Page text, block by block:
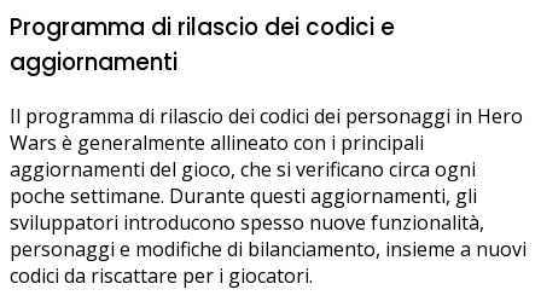
Programma di rilascio dei codici e
aggiornamenti
Il programma di rilascio dei codici dei personaggi in Hero
Wars è generalmente allineato con i principali
aggiornamenti del gioco, che si verificano circa ogni
poche settimane. Durante questi aggiornamenti, gli
sviluppatori introducono spesso nuove funzionalità,
personaggi e modifiche di bilanciamento, insieme a nuovi
codici da riscattare per i giocatori.